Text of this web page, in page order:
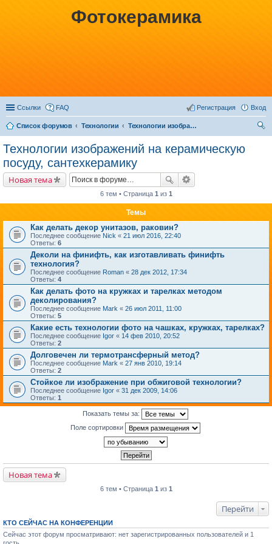
Фотокерамика
Ссылки FAQ Вход
Регистрация
Список форумов Технологии
Технологии изображений на керамическую посуду, сантехкерамику
Технологии изображений на керамическую
посуду, сантехкерамику
Новая тема
6 тем • Страница 1 из 1
Темы
Как делать декор унитазов, раковин?
Последнее сообщение Nick « 21 июл 2016, 22:40
Ответы: 6
Деколи на финифть, как изготавливать финифть
технология?
Последнее сообщение Roman « 28 дек 2012, 17:34
Ответы: 4
Как делать фото на кружках и тарелках методом
деколирования?
Последнее сообщение Mark « 26 июл 2011, 11:00
Ответы: 5
Какие есть технологии фото на чашках, кружках, тарелках?
Последнее сообщение Igor « 14 фев 2010, 20:52
Ответы: 2
Долговечен ли термотрансферный метод?
Последнее сообщение Mark « 27 янв 2010, 19:14
Ответы: 2
Стойкое ли изображение при обжиговой технологии?
Последнее сообщение Igor « 31 дек 2009, 14:06
Ответы: 1
Показать темы за:
Поле сортировки
Новая тема
6 тем • Страница 1 из 1
Перейти
КТО СЕЙЧАС НА КОНФЕРЕНЦИИ
Сейчас этот форум просматривают: нет зарегистрированных пользователей и 1